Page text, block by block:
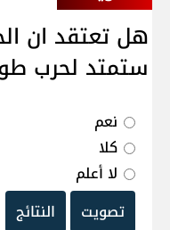
هل تعتقد ان
ستمتد لحرب
نعم
كلا
لا أعلم
تصويت
النتائج